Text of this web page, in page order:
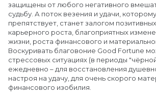
защищены от любого негативного
судьбу. А поток везения и удачи,
препятствует, станет залогом
карьерного роста, благоприятных
жизни, роста финансового и
Воскуривать благовоние Good Fortune
стрессовых ситуациях (в периоды
ежедневно – для восстановления
настроя на удачу, для очень скорого
финансового изобилия.